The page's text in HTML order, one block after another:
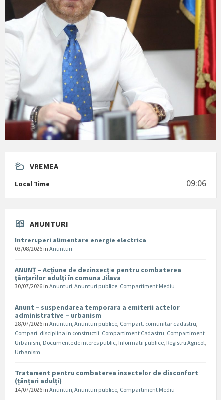
VREMEA
Local Time 09:06
ANUNTURI
Intreruperi alimentare energie electrica
03/08/2026 in Anunturi
ANUNȚ – Acțiune de dezinsecție pentru combaterea
țânțarilor adulți în comuna Jilava
30/07/2026 in Anunturi, Anunturi publice, Compartiment Mediu
Anunt – suspendarea temporara a emiterii actelor
administrative – urbanism
28/07/2026 in Anunturi, Anunturi publice, Compart. comunitar cadastru,
Compart. disciplina in constructii, Compartiment Cadastru, Compartiment
Urbanism, Documente de interes public, Informatii publice, Registru Agricol,
Urbanism
Tratament pentru combaterea insectelor de disconfort
(țânțari adulți)
14/07/2026 in Anunturi, Anunturi publice, Compartiment Mediu